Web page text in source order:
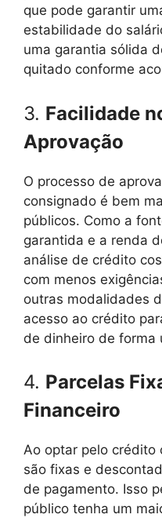
que pode garantir
estabilidade do
uma garantia sólida
quitado conforme
3. Facilidade
Aprovação
O processo de
consignado é bem
públicos. Como a
garantida e a renda
análise de crédito
com menos
outras modalidades
acesso ao crédito
de dinheiro de forma
4. Parcelas
Financeiro
Ao optar pelo crédito
são fixas e
de pagamento. Isso
público tenha um